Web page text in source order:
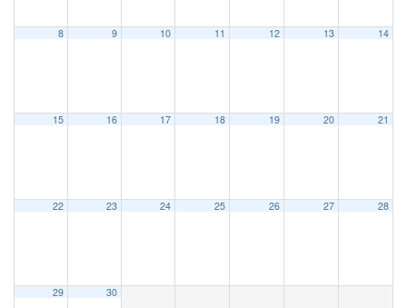
8 9 10 11 12 13 14
15 16 17 18 19 20 21
22 23 24 25 26 27 28
29 30